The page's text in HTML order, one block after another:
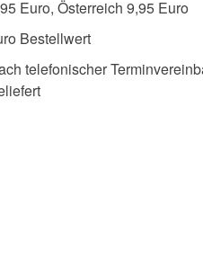
Euro, Österreich 9,95 Euro
Bestellwert
telefonischer